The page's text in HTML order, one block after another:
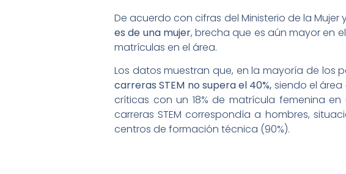
De acuerdo con cifras del Ministerio de la Mujer
es de una mujer, brecha que es aún mayor en
matrículas en el área.
Los datos muestran que, en la mayoría de los
carreras STEM no supera el 40%, siendo el
críticas con un 18% de matrícula femenina en
carreras STEM correspondía a hombres,
centros de formación técnica (90%).